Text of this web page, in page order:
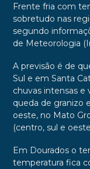
Frente fria com
sobretudo nas
segundo
de Meteorologia
A previsão é de
Sul e em Santa
chuvas intensas e
queda de granizo
oeste, no Mato
(centro, sul e
Em Dourados o
temperatura fica